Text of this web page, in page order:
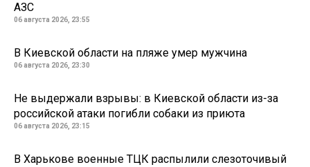
АЗС
06 августа 2026, 23:55
В Киевской области на пляже умер мужчина
06 августа 2026, 23:30
Не выдержали взрывы: в Киевской области из-за
российской атаки погибли собаки из приюта
06 августа 2026, 23:15
В Харькове военные ТЦК распылили слезоточивый